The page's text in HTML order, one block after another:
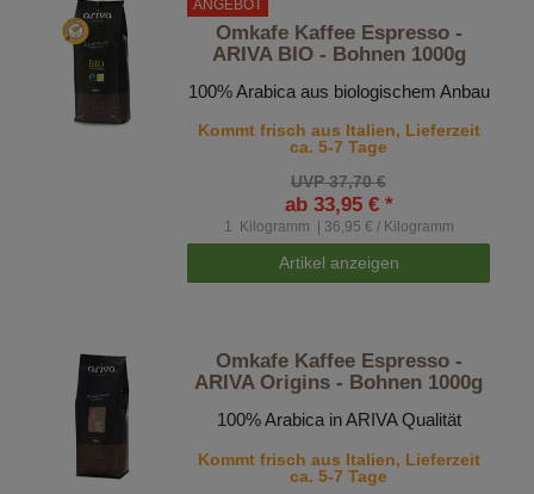
ANGEBOT
Omkafe Kaffee Espresso -
ARIVA BIO - Bohnen 1000g
100% Arabica aus biologischem Anbau
Kommt frisch aus Italien, Lieferzeit
ca. 5-7 Tage
UVP 37,70 €
ab 33,95 € *
1 Kilogramm | 36,95 € / Kilogramm
Artikel anzeigen
Omkafe Kaffee Espresso -
ARIVA Origins - Bohnen 1000g
100% Arabica in ARIVA Qualität
Kommt frisch aus Italien, Lieferzeit
ca. 5-7 Tage